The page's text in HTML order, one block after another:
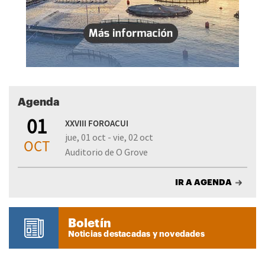
Agenda
01
OCT
XXVIII FOROACUI
jue, 01 oct - vie, 02 oct
Auditorio de O Grove
IR A AGENDA
Boletín
Noticias destacadas y novedades